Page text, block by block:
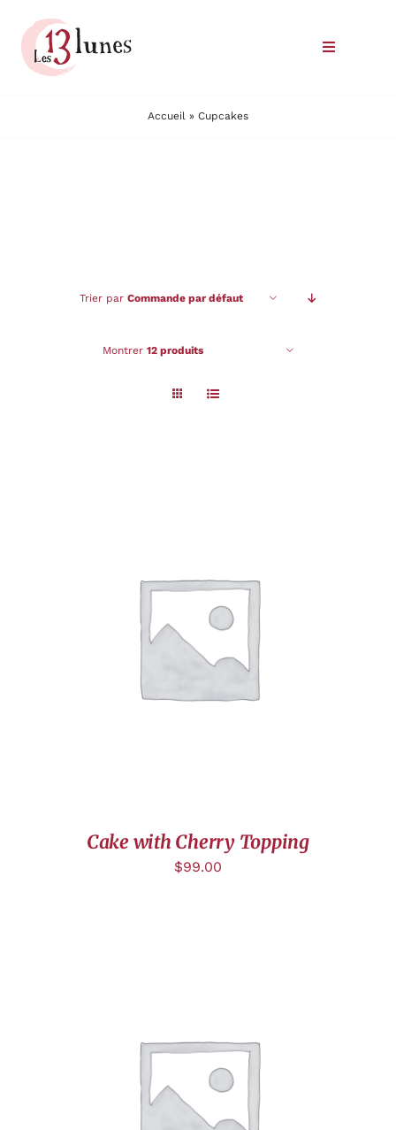
contenu
Toggle
Accueil » Cupcakes
Trier par Commande par défaut
Montrer 12 produits
AJOUTER AU PANIER
Cake with Cherry Topping
$99.00
DÉTAILS